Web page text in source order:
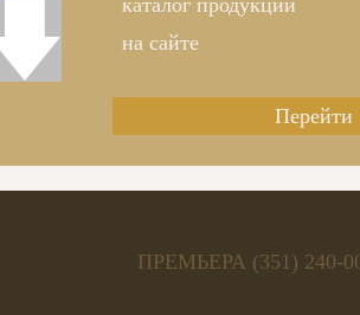
каталог продукции
на сайте
Перейти
ПРЕМЬЕРА (351) 240-